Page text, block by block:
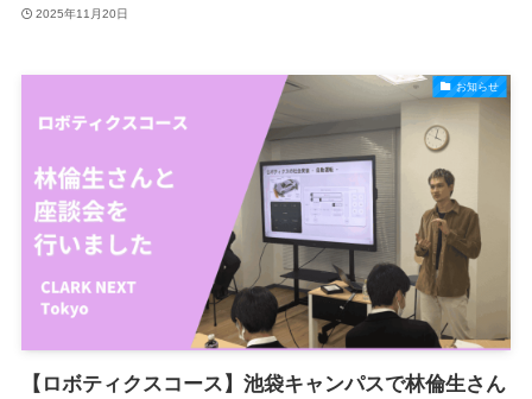
2025年11月20日
お知らせ
【ロボティクスコース】池袋キャンパスで林倫生さん